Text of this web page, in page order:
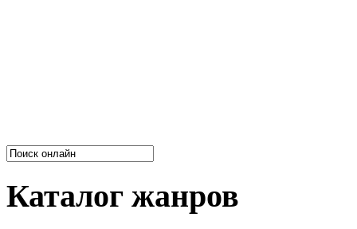
Каталог жанров